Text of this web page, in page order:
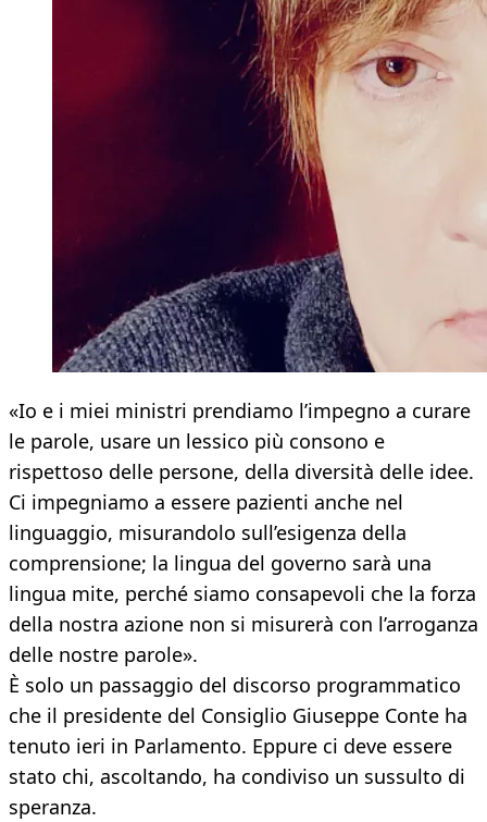
«Io e i miei ministri prendiamo l’impegno a curare
le parole, usare un lessico più consono e
rispettoso delle persone, della diversità delle idee.
Ci impegniamo a essere pazienti anche nel
linguaggio, misurandolo sull’esigenza della
comprensione; la lingua del governo sarà una
lingua mite, perché siamo consapevoli che la forza
della nostra azione non si misurerà con l’arroganza
delle nostre parole».
È solo un passaggio del discorso programmatico
che il presidente del Consiglio Giuseppe Conte ha
tenuto ieri in Parlamento. Eppure ci deve essere
stato chi, ascoltando, ha condiviso un sussulto di
speranza.